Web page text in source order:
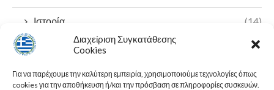
Διαχείριση Συγκατάθεσης
Cookies
Για να παρέχουμε την καλύτερη εμπειρία, χρησιμοποιούμε τεχνολογίες όπως
cookies για την αποθήκευση ή/και την πρόσβαση σε πληροφορίες συσκευών.
Ιστορία (14)
Π.Ο.Α.Σ.Α (7)
23ο Πανελλήνιο Συνέδριο (2)